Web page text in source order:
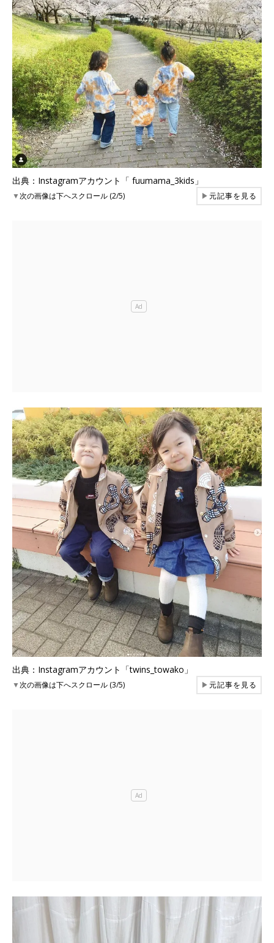
出典：Instagramアカウント「 fuumama_3kids」
▼次の画像は下へスクロール (2/5) ▶元記事を見る
出典：Instagramアカウント「twins_towako」
▼次の画像は下へスクロール (3/5) ▶元記事を見る